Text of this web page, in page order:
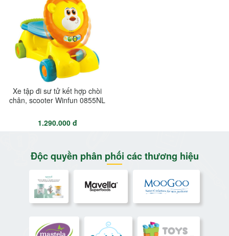
Xe tập đi sư tử kết hợp chòi
chân, scooter Winfun 0855NL
1.290.000 đ
Độc quyền phân phối các thương hiệu